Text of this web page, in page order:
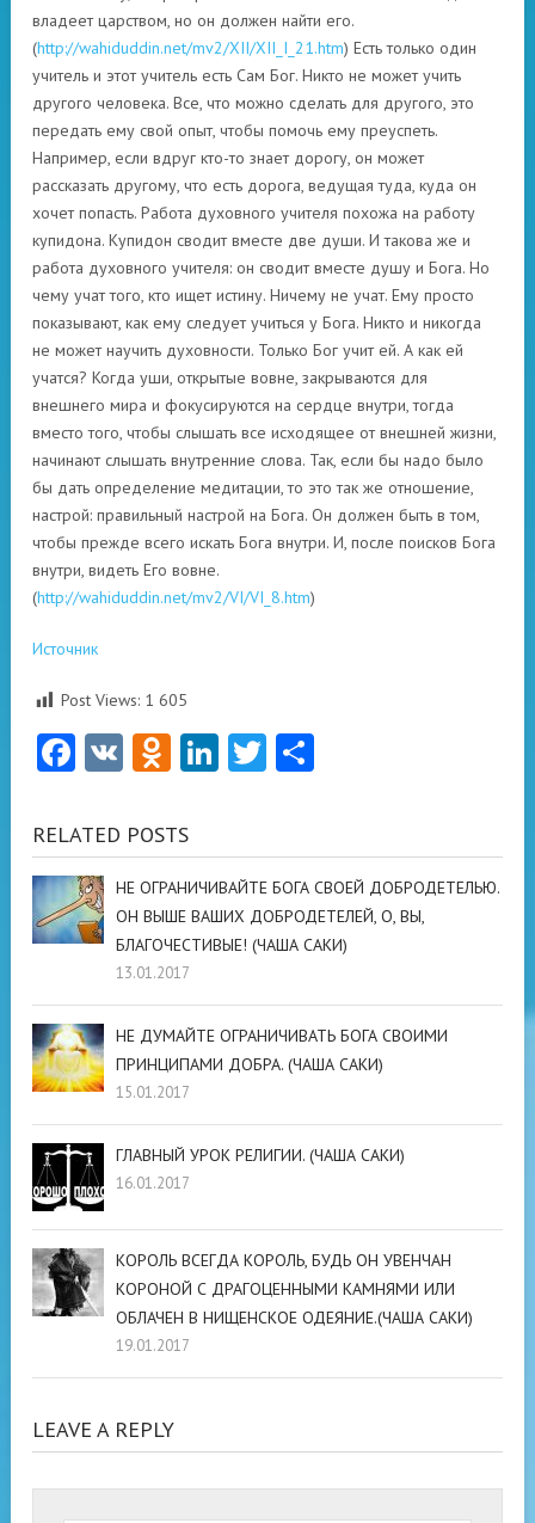
владеет царством, но он должен найти его.
(http://wahiduddin.net/mv2/XII/XII_I_21.htm) Есть только один
учитель и этот учитель есть Сам Бог. Никто не может учить
другого человека. Все, что можно сделать для другого, это
передать ему свой опыт, чтобы помочь ему преуспеть.
Например, если вдруг кто-то знает дорогу, он может
рассказать другому, что есть дорога, ведущая туда, куда он
хочет попасть. Работа духовного учителя похожа на работу
купидона. Купидон сводит вместе две души. И такова же и
работа духовного учителя: он сводит вместе душу и Бога. Но
чему учат того, кто ищет истину. Ничему не учат. Ему просто
показывают, как ему следует учиться у Бога. Никто и никогда
не может научить духовности. Только Бог учит ей. А как ей
учатся? Когда уши, открытые вовне, закрываются для
внешнего мира и фокусируются на сердце внутри, тогда
вместо того, чтобы слышать все исходящее от внешней жизни,
начинают слышать внутренние слова. Так, если бы надо было
бы дать определение медитации, то это так же отношение,
настрой: правильный настрой на Бога. Он должен быть в том,
чтобы прежде всего искать Бога внутри. И, после поисков Бога
внутри, видеть Его вовне.
(http://wahiduddin.net/mv2/VI/VI_8.htm)
Источник
Post Views: 1 605
Facebook
VK Odnoklassniki
LinkedIn
Twitter
RELATED POSTS
НЕ ОГРАНИЧИВАЙТЕ БОГА СВОЕЙ ДОБРОДЕТЕЛЬЮ.
ОН ВЫШЕ ВАШИХ ДОБРОДЕТЕЛЕЙ, О, ВЫ,
БЛАГОЧЕСТИВЫЕ! (ЧАША САКИ)
13.01.2017
НЕ ДУМАЙТЕ ОГРАНИЧИВАТЬ БОГА СВОИМИ
ПРИНЦИПАМИ ДОБРА. (ЧАША САКИ)
15.01.2017
ГЛАВНЫЙ УРОК РЕЛИГИИ. (ЧАША САКИ)
16.01.2017
КОРОЛЬ ВСЕГДА КОРОЛЬ, БУДЬ ОН УВЕНЧАН
КОРОНОЙ С ДРАГОЦЕННЫМИ КАМНЯМИ ИЛИ
ОБЛАЧЕН В НИЩЕНСКОЕ ОДЕЯНИЕ.(ЧАША САКИ)
19.01.2017
LEAVE A REPLY